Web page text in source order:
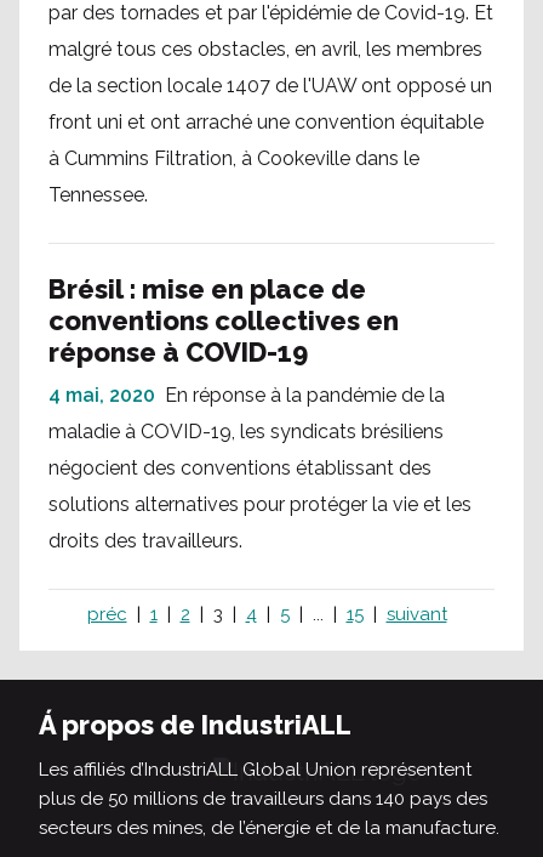
par des tornades et par l'épidémie de Covid-19. Et
malgré tous ces obstacles, en avril, les membres
de la section locale 1407 de l'UAW ont opposé un
front uni et ont arraché une convention équitable
à Cummins Filtration, à Cookeville dans le
Tennessee.
Brésil : mise en place de
conventions collectives en
réponse à COVID-19
4 mai, 2020 En réponse à la pandémie de la
maladie à COVID-19, les syndicats brésiliens
négocient des conventions établissant des
solutions alternatives pour protéger la vie et les
droits des travailleurs.
préc 1 2 3 4 5 ... 15 suivant
Á propos de IndustriALL
Les affiliés d’IndustriALL Global Union représentent
plus de 50 millions de travailleurs dans 140 pays des
secteurs des mines, de l’énergie et de la manufacture.